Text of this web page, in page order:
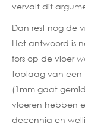
vervalt dit
Dan rest nog de
Het antwoord is
fors op de vloer
toplaag van een
(1mm gaat
vloeren hebben
decennia en